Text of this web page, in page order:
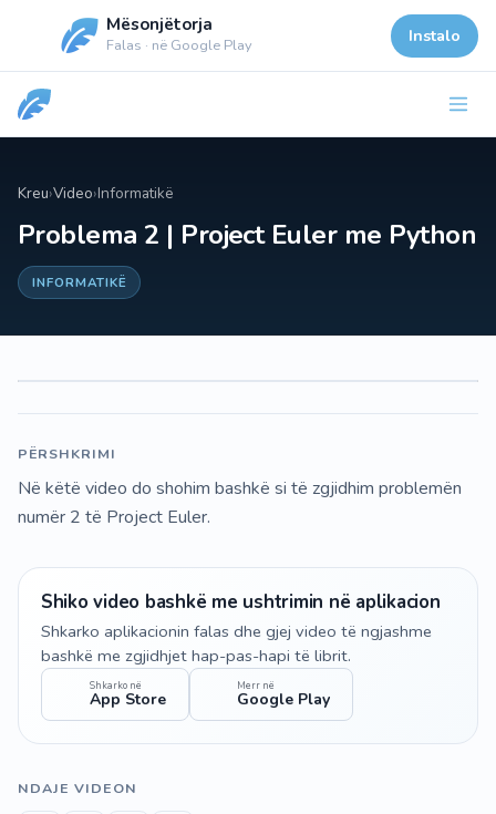
Mësonjëtorja
Falas · në Google Play Instalo
Kreu›Video›Informatikë
Problema 2 | Project Euler me Python
INFORMATIKË
PËRSHKRIMI
Në këtë video do shohim bashkë si të zgjidhim problemën
numër 2 të Project Euler.
Shiko video bashkë me ushtrimin në aplikacion
Shkarko aplikacionin falas dhe gjej video të ngjashme
bashkë me zgjidhjet hap-pas-hapi të librit.
Shkarko në
App Store
Merr në
Google Play
NDAJE VIDEON